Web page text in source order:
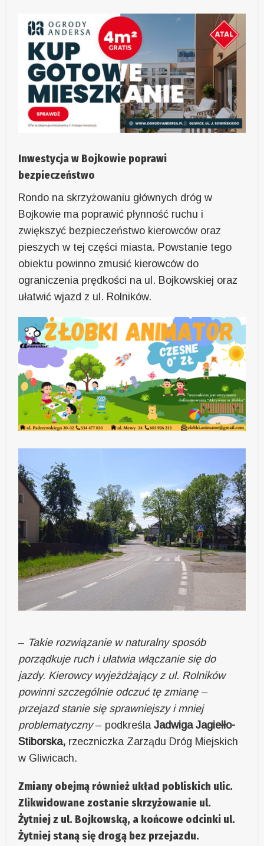
Inwestycja w Bojkowie poprawi
bezpieczeństwo
Rondo na skrzyżowaniu głównych dróg w
Bojkowie ma poprawić płynność ruchu i
zwiększyć bezpieczeństwo kierowców oraz
pieszych w tej części miasta. Powstanie tego
obiektu powinno zmusić kierowców do
ograniczenia prędkości na ul. Bojkowskiej oraz
ułatwić wjazd z ul. Rolników.
– Takie rozwiązanie w naturalny sposób
porządkuje ruch i ułatwia włączanie się do
jazdy. Kierowcy wyjeżdżający z ul. Rolników
powinni szczególnie odczuć tę zmianę –
przejazd stanie się sprawniejszy i mniej
problematyczny– podkreślaJadwiga Jagiełło-
Stiborska, rzeczniczka Zarządu Dróg Miejskich
w Gliwicach.
Zmiany obejmą również układ pobliskich ulic.
Zlikwidowane zostanie skrzyżowanie ul.
Żytniej z ul. Bojkowską, a końcowe odcinki ul.
Żytniej staną się drogą bez przejazdu.